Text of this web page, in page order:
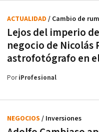
Lejos del imperio
negocio de Nicolás
astrofotógrafo en
ACTUALIDAD / Cambio de
PoriProfesional
NEGOCIOS / Inversiones